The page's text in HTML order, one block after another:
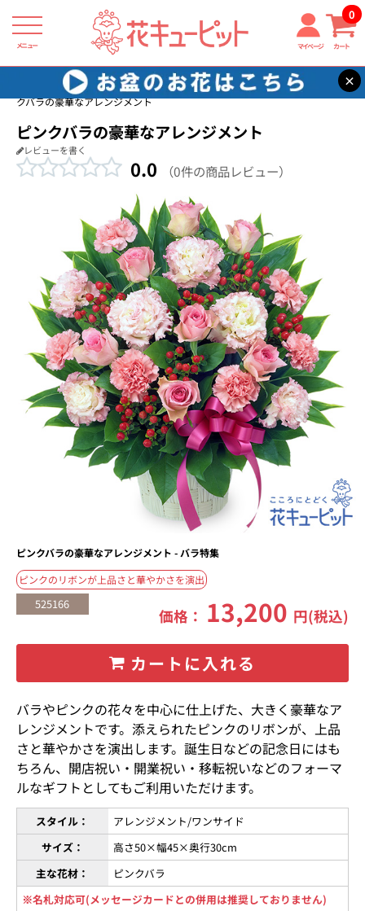
メニュー マイページ カート
0
×
花キューピット バラ プレゼント・ギフト特集2026
【バラ特集】ピン
クバラの豪華なアレンジメント
ピンクバラの豪華なアレンジメント
レビューを書く
0.0 （0件の商品レビュー）
ピンクバラの豪華なアレンジメント - バラ特集
ピンクのリボンが上品さと華やかさを演出
525166
価格： 13,200 円(税込)
カートに入れる
バラやピンクの花々を中心に仕上げた、大きく豪華なア
レンジメントです。添えられたピンクのリボンが、上品
さと華やかさを演出します。誕生日などの記念日にはも
ちろん、開店祝い・開業祝い・移転祝いなどのフォーマ
ルなギフトとしてもご利用いただけます。
スタイル：
アレンジメント/ワンサイド
サイズ：
高さ50×幅45×奥行30cm
主な花材：
ピンクバラ
※名札対応可(メッセージカードとの併用は推奨しておりません)